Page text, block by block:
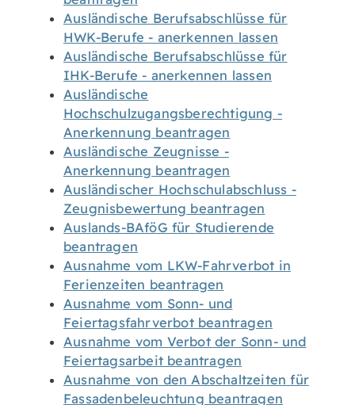
Ausländische Berufsabschlüsse für
HWK-Berufe - anerkennen lassen
Ausländische Berufsabschlüsse für
IHK-Berufe - anerkennen lassen
Ausländische
Hochschulzugangsberechtigung -
Anerkennung beantragen
Ausländische Zeugnisse -
Anerkennung beantragen
Ausländischer Hochschulabschluss -
Zeugnisbewertung beantragen
Auslands-BAföG für Studierende
beantragen
Ausnahme vom LKW-Fahrverbot in
Ferienzeiten beantragen
Ausnahme vom Sonn- und
Feiertagsfahrverbot beantragen
Ausnahme vom Verbot der Sonn- und
Feiertagsarbeit beantragen
Ausnahme von den Abschaltzeiten für
Fassadenbeleuchtung beantragen